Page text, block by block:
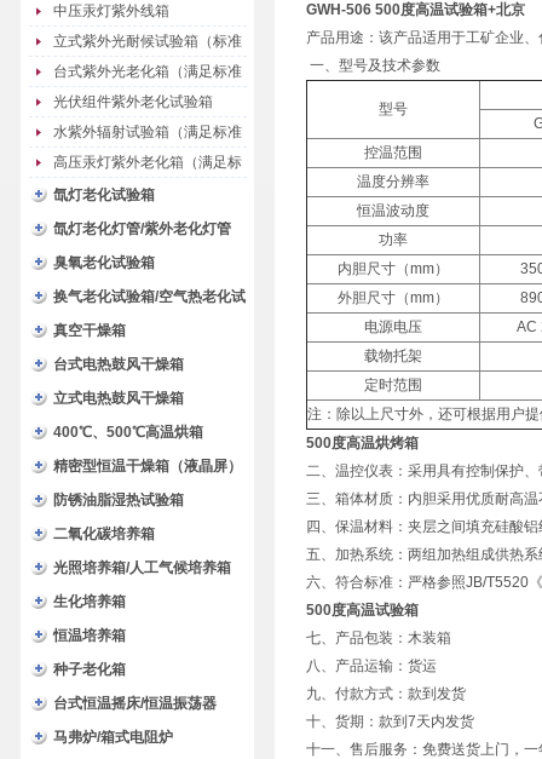
中压汞灯紫外线箱
立式紫外光耐候试验箱（标准
型）
台式紫外光老化箱（满足标准
GB/T16776）
光伏组件紫外老化试验箱
水紫外辐射试验箱（满足标准
JC485-1992）
高压汞灯紫外老化箱（满足标
准GB/T16777）
氙灯老化试验箱
氙灯老化灯管/紫外老化灯管
（耗材）
臭氧老化试验箱
换气老化试验箱/空气热老化试
验箱
真空干燥箱
台式电热鼓风干燥箱
立式电热鼓风干燥箱
400℃、500℃高温烘箱
精密型恒温干燥箱（液晶屏）
防锈油脂湿热试验箱
二氧化碳培养箱
光照培养箱/人工气候培养箱
生化培养箱
恒温培养箱
种子老化箱
台式恒温摇床/恒温振荡器
马弗炉/箱式电阻炉
GWH-506 500度高温试验箱+北京
产品用途：该产品适用于工矿企业
一、型号及技术参数
型号
控温范围
温度分辨率
恒温波动度
功率
内胆尺寸（mm）
外胆尺寸（mm）
电源电压
AC
载物托架
定时范围
注：除以上尺寸外，还可根据用户
500度高温烘烤箱
二、温控仪表：采用具有控制保护
三、箱体材质：内胆采用优质耐高
四、保温材料：夹层之间填充硅酸
五、加热系统：两组加热组成供热
六、符合标准：严格参照JB/T5520
500度高温试验箱
七、产品包装：木装箱
八、产品运输：货运
九、付款方式：款到发货
十、货期：款到7天内发货
十一、售后服务：免费送货上门，